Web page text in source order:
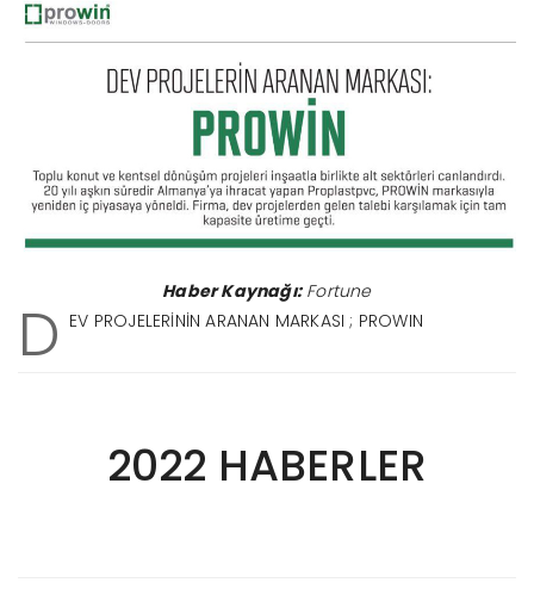
Haber Kaynağı:Fortune
D EV PROJELERİNİN ARANAN MARKASI ; PROWIN
2022 HABERLER